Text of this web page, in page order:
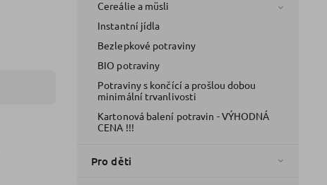
Cereálie a müsli
Instantní jídla
Bezlepkové potraviny
BIO potraviny
Potraviny s končící a prošlou dobou
minimální trvanlivosti
Kartonová balení potravin - VÝHODNÁ
CENA !!!
Pro děti